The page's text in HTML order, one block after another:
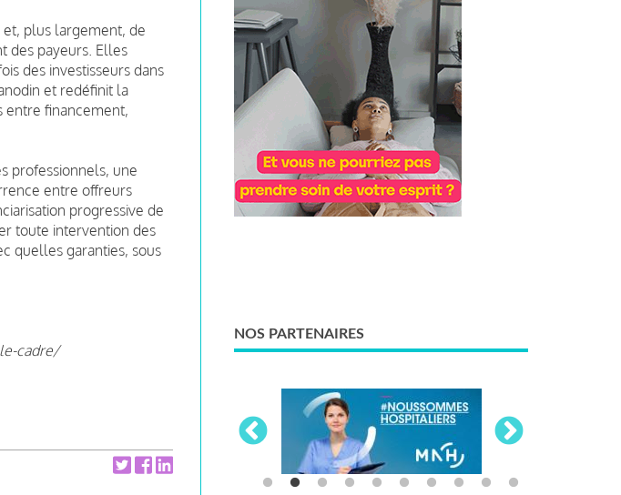
plus largement, de
des payeurs. Elles
des investisseurs dans
et redéfinit la
entre financement,
professionnels, une
entre offreurs
progressive de
toute intervention des
quelles garanties, sous
cadre/
NOS PARTENAIRES